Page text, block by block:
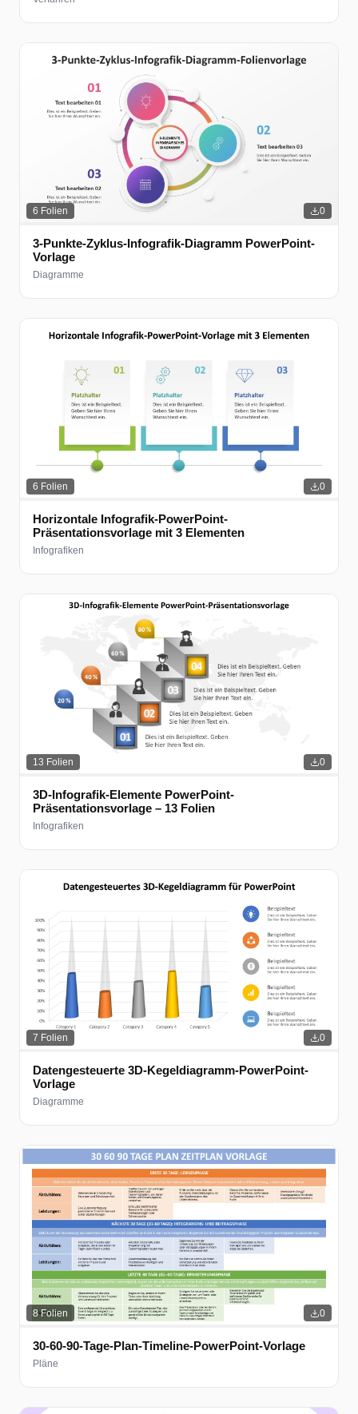
6 Folien 0
3-Punkte-Zyklus-Infografik-Diagramm PowerPoint-
Vorlage
Diagramme
6 Folien 0
Horizontale Infografik-PowerPoint-
Präsentationsvorlage mit 3 Elementen
Infografiken
13 Folien 0
3D-Infografik-Elemente PowerPoint-
Präsentationsvorlage – 13 Folien
Infografiken
7 Folien 0
Datengesteuerte 3D-Kegeldiagramm-PowerPoint-
Vorlage
Diagramme
8 Folien 0
30-60-90-Tage-Plan-Timeline-PowerPoint-Vorlage
Pläne